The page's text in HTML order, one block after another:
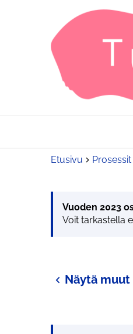
Etusivu Prosessit
Vuoden 2023
Voit tarkastella
Näytä